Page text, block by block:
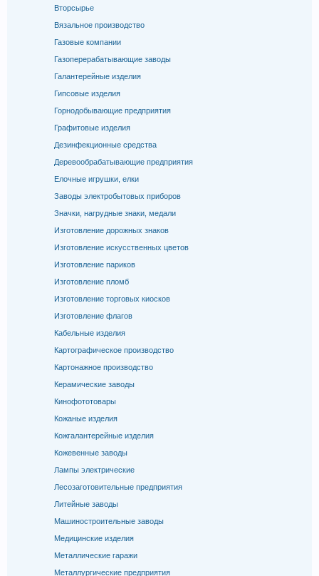
Вторсырье
Вязальное производство
Газовые компании
Газоперерабатывающие заводы
Галантерейные изделия
Гипсовые изделия
Горнодобывающие предприятия
Графитовые изделия
Дезинфекционные средства
Деревообрабатывающие предприятия
Елочные игрушки, елки
Заводы электробытовых приборов
Значки, нагрудные знаки, медали
Изготовление дорожных знаков
Изготовление искусственных цветов
Изготовление париков
Изготовление пломб
Изготовление торговых киосков
Изготовление флагов
Кабельные изделия
Картографическое производство
Картонажное производство
Керамические заводы
Кинофототовары
Кожаные изделия
Кожгалантерейные изделия
Кожевенные заводы
Лампы электрические
Лесозаготовительные предприятия
Литейные заводы
Машиностроительные заводы
Медицинские изделия
Металлические гаражи
Металлургические предприятия